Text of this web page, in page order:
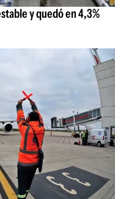
y quedó en 4,3%